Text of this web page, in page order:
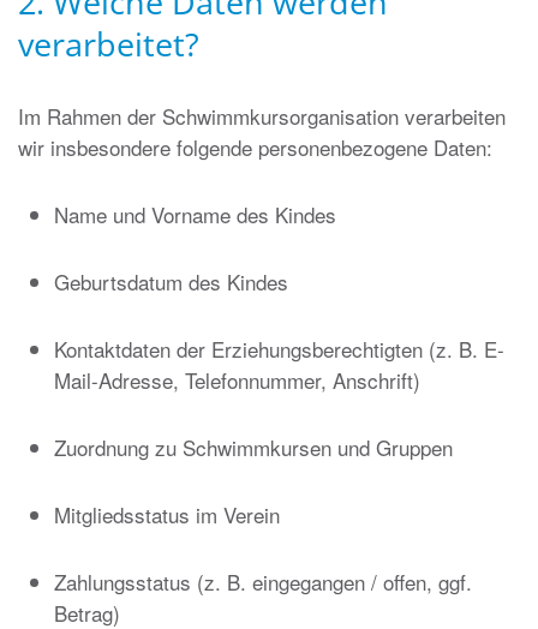
verarbeitet?
Im Rahmen der Schwimmkursorganisation verarbeiten
wir insbesondere folgende personenbezogene Daten:
Name und Vorname des Kindes
Geburtsdatum des Kindes
Kontaktdaten der Erziehungsberechtigten (z. B. E-
Mail-Adresse, Telefonnummer, Anschrift)
Zuordnung zu Schwimmkursen und Gruppen
Mitgliedsstatus im Verein
Zahlungsstatus (z. B. eingegangen / offen, ggf.
Betrag)